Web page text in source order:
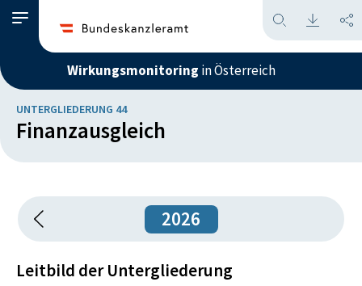
Wirkungsmonitoring in Österreich
UNTERGLIEDERUNG 44
Finanzausgleich
2026
Leitbild der Untergliederung